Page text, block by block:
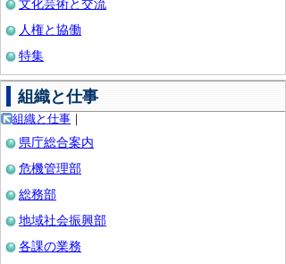
文化芸術と交流
人権と協働
特集
組織と仕事
組織と仕事 ｜
県庁総合案内
危機管理部
総務部
地域社会振興部
各課の業務